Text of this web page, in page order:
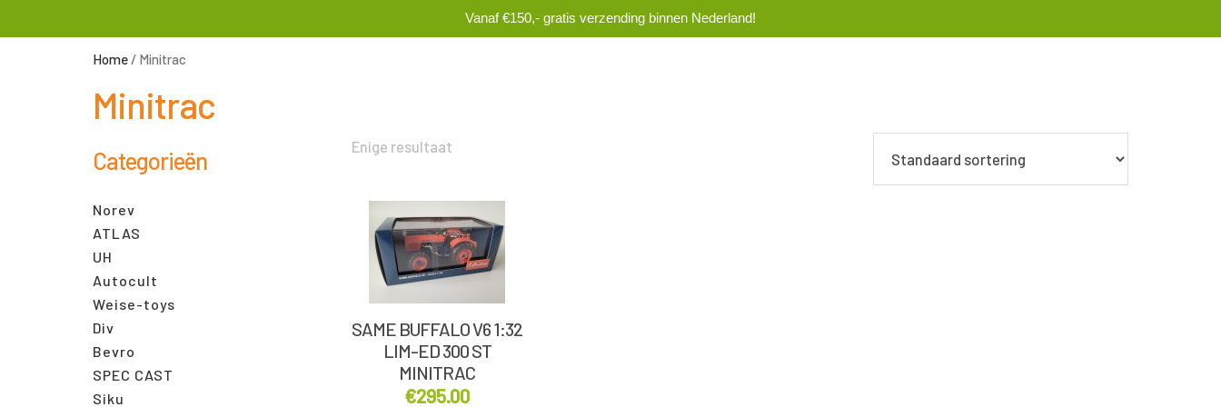
Vanaf €150,- gratis verzending binnen Nederland!
Home / Minitrac
Minitrac
Categorieën
Norev
ATLAS
UH
Autocult
Weise-toys
Div
Bevro
SPEC CAST
Siku
Enige resultaat
SAME BUFFALO V6 1:32
LIM-ED 300 ST
MINITRAC
€295.00